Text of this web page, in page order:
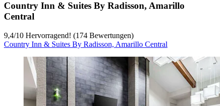
Country Inn & Suites By Radisson, Amarillo
Central
9,4/10 Hervorragend! (174 Bewertungen)
Country Inn & Suites By Radisson, Amarillo Central